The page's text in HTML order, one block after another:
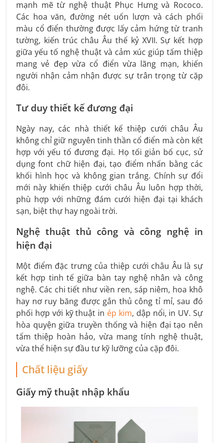
mạnh mẽ từ nghệ thuật Phục Hưng và Rococo.
Các hoa văn, đường nét uốn lượn và cách phối
màu cổ điển thường được lấy cảm hứng từ tranh
tường, kiến trúc châu Âu thế kỷ XVII. Sự kết hợp
giữa yếu tố nghệ thuật và cảm xúc giúp tấm thiệp
mang vẻ đẹp vừa cổ điển vừa lãng mạn, khiến
người nhận cảm nhận được sự trân trọng từ cặp
đôi.
Tư duy thiết kế đương đại
Ngày nay, các nhà thiết kế thiệp cưới châu Âu
không chỉ giữ nguyên tinh thần cổ điển mà còn kết
hợp với yếu tố đương đại. Họ tối giản bố cục, sử
dụng font chữ hiện đại, tạo điểm nhấn bằng các
khối hình học và không gian trắng. Chính sự đổi
mới này khiến thiệp cưới châu Âu luôn hợp thời,
phù hợp với những đám cưới hiện đại tại khách
sạn, biệt thự hay ngoài trời.
Nghệ thuật thủ công và công nghệ in
hiện đại
Một điểm đặc trưng của thiệp cưới châu Âu là sự
kết hợp tinh tế giữa bàn tay nghệ nhân và công
nghệ. Các chi tiết như viền ren, sáp niêm, hoa khô
hay nơ ruy băng được gắn thủ công tỉ mỉ, sau đó
phối hợp với kỹ thuật in ép kim, dập nổi, in UV. Sự
hòa quyện giữa truyền thống và hiện đại tạo nên
tấm thiệp hoàn hảo, vừa mang tính nghệ thuật,
vừa thể hiện sự đầu tư kỹ lưỡng của cặp đôi.
Chất liệu giấy
Giấy mỹ thuật nhập khẩu